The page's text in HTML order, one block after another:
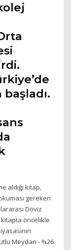
aldığı kitap,
gereken
Döviz
kitapta öncelikle
Meydan - %26